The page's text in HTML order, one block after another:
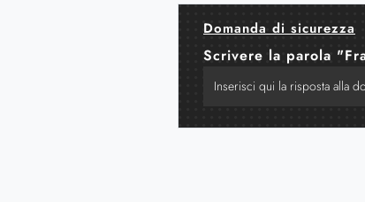
Domanda di sicurezza
Scrivere la parola